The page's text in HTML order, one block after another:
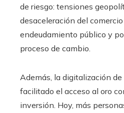
de riesgo: tensiones
desaceleración del
endeudamiento público y
proceso de cambio.
Además, la digitalización
facilitado el acceso al oro
inversión. Hoy, más